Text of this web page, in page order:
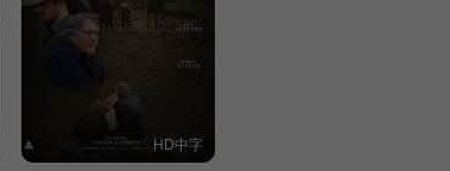
HD中字